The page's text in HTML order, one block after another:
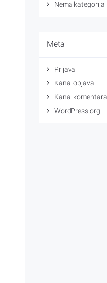
Nema kategorija
Meta
Prijava
Kanal objava
Kanal komentara
WordPress.org